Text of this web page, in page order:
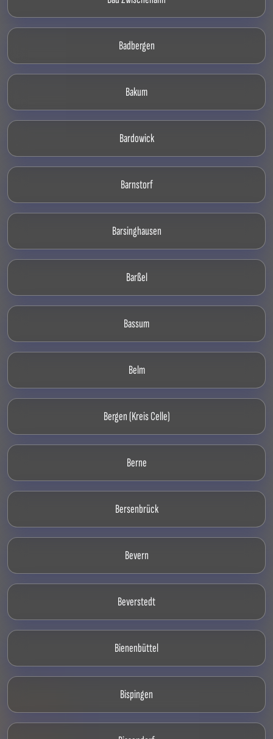
Badbergen
Bakum
Bardowick
Barnstorf
Barsinghausen
Barßel
Bassum
Belm
Bergen (Kreis Celle)
Berne
Bersenbrück
Bevern
Beverstedt
Bienenbüttel
Bispingen